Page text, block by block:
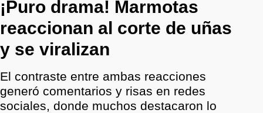
¡Puro drama! Marmotas
reaccionan al corte de uñas
y se viralizan
El contraste entre ambas reacciones
generó comentarios y risas en redes
sociales, donde muchos destacaron lo